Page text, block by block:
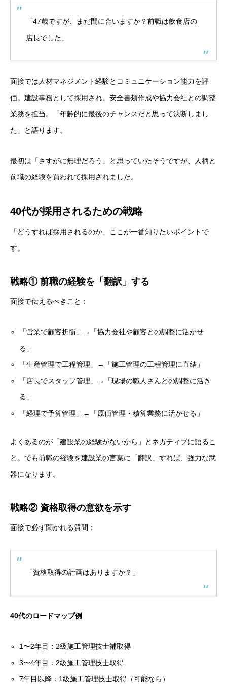
「47歳ですが、まだ間に合いますか？前職は飲食店の
店長でした」
面接では人材マネジメント経験とコミュニケーション能力を評
価。建設事務として採用され、安全書類作成や協力会社との調整
業務を担当。「年齢的に最後のチャンスだと思って決断しまし
た」と語ります。
最初は「さすがに無理だろう」と思っていたそうですが、人柄と
前職の経験を買われて採用されました。
40代が採用されるための戦略
「どうすれば採用されるのか」ここが一番知りたいポイントで
す。
戦略① 前職の経験を「翻訳」する
面接で伝えるべきこと：
「営業で顧客折衝」→「協力会社や顧客との調整に活かせ
る」
「生産管理で工程管理」→「施工管理の工程管理に直結」
「店長でスタッフ管理」→「現場の職人さんとの調整に活き
る」
「経理で予算管理」→「原価管理・積算業務に活かせる」
よくあるのが「建設業の経験がないから」とネガティブに語るこ
と。でも前職の経験を建設業の言葉に「翻訳」すれば、強力な武
器になります。
戦略② 資格取得の意欲を示す
面接で必ず聞かれる質問：
「資格取得の計画はありますか？」
40代のロードマップ例
1〜2年目：2級施工管理技士補取得
3〜4年目：2級施工管理技士取得
7年目以降：1級施工管理技士取得（可能なら）